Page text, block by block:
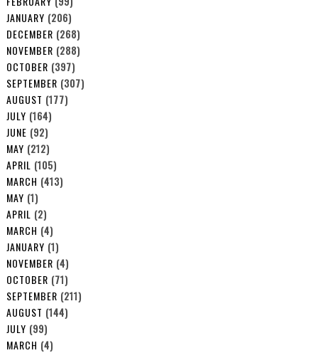
JANUARY (206)
DECEMBER (268)
NOVEMBER (288)
OCTOBER (397)
SEPTEMBER (307)
AUGUST (177)
JULY (164)
JUNE (92)
MAY (212)
APRIL (105)
MARCH (413)
MAY (1)
APRIL (2)
MARCH (4)
JANUARY (1)
NOVEMBER (4)
OCTOBER (71)
SEPTEMBER (211)
AUGUST (144)
JULY (99)
MARCH (4)